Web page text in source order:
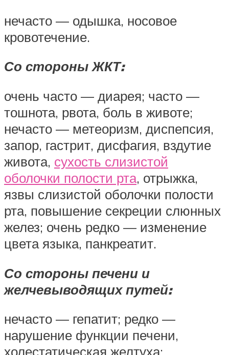
нечасто — одышка, носовое
кровотечение.
Со стороны ЖКТ:
очень часто — диарея; часто —
тошнота, рвота, боль в животе;
нечасто — метеоризм, диспепсия,
запор, гастрит, дисфагия, вздутие
живота, сухость слизистой
оболочки полости рта, отрыжка,
язвы слизистой оболочки полости
рта, повышение секреции слюнных
желез; очень редко — изменение
цвета языка, панкреатит.
Со стороны печени и
желчевыводящих путей:
нечасто — гепатит; редко —
нарушение функции печени,
холестатическая желтуха;